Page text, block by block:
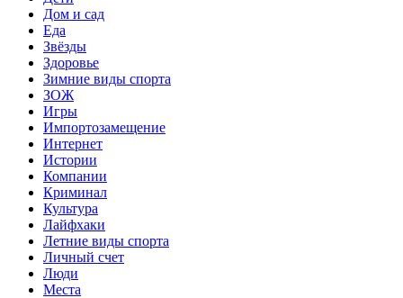
Дом и сад
Еда
Звёзды
Здоровье
Зимние виды спорта
ЗОЖ
Игры
Импортозамещение
Интернет
Истории
Компании
Криминал
Культура
Лайфхаки
Летние виды спорта
Личный счет
Люди
Места